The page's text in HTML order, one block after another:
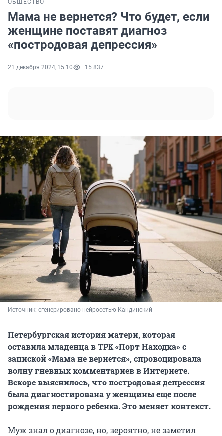
ОБЩЕСТВО
Мама не вернется? Что будет, если
женщине поставят диагноз
«постродовая депрессия»
21 декабря 2024, 15:10 15 837
Источник: сгенерировано нейросетью Кандинский
Петербургская история матери, которая
оставила младенца в ТРК «Порт Находка» с
запиской «Мама не вернется», спровоцировала
волну гневных комментариев в Интернете.
Вскоре выяснилось, что постродовая депрессия
была диагностирована у женщины еще после
рождения первого ребенка. Это меняет контекст.
Муж знал о диагнозе, но, вероятно, не заметил